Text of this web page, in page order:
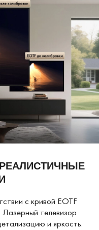
с кривой EOTF
телевизор
и яркость.